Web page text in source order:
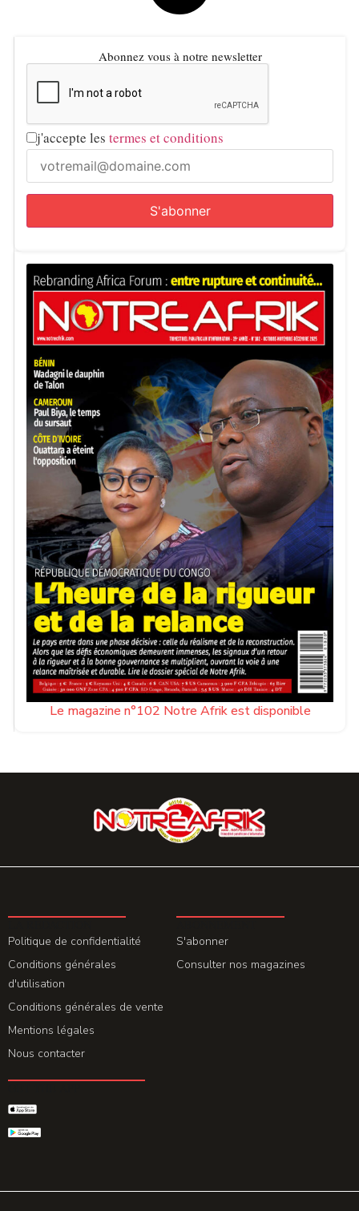
Abonnez vous à notre newsletter
j'accepte les termes et conditions
Le magazine n°102 Notre Afrik est disponible
Politique de confidentialité
Conditions générales
d'utilisation
Conditions générales de vente
Mentions légales
Nous contacter
S'abonner
Consulter nos magazines